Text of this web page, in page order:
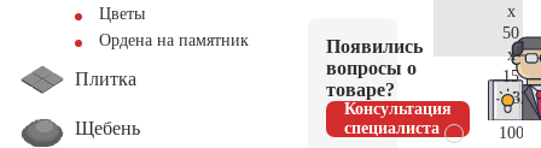
Цветы
Ордена на памятник
Плитка
Щебень
Появились
вопросы о
товаре?
Консультация
специалиста
x
50
x
15
100